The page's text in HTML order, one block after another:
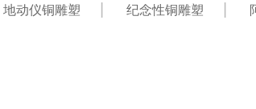
地动仪铜雕塑 纪念性铜雕塑